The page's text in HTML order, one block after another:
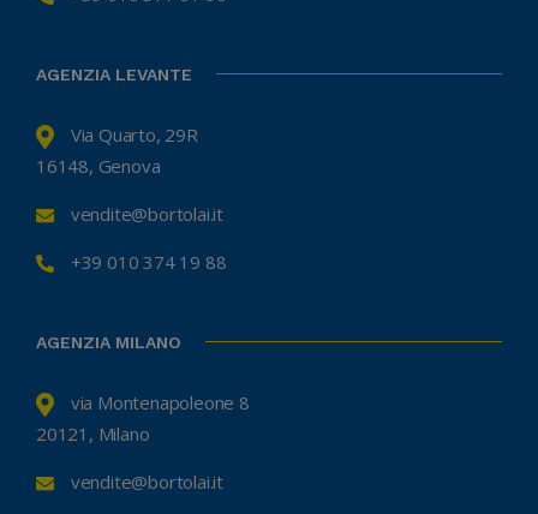
AGENZIA LEVANTE
Via Quarto, 29R
16148, Genova
vendite@bortolai.it
+39 010 374 19 88
AGENZIA MILANO
via Montenapoleone 8
20121, Milano
vendite@bortolai.it